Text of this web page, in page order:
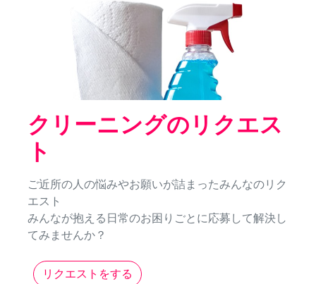
クリーニングのリクエス
ト
ご近所の人の悩みやお願いが詰まったみんなのリク
エスト
みんなが抱える日常のお困りごとに応募して解決し
てみませんか？
リクエストをする